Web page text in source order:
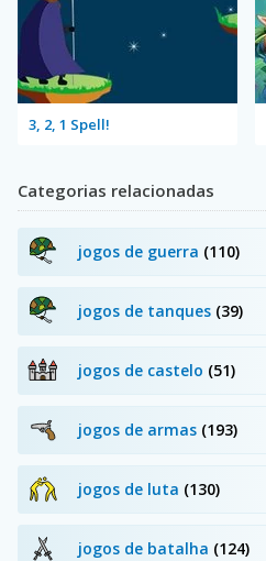
3, 2, 1 Spell!
Categorias relacionadas
jogos de guerra (110)
jogos de tanques (39)
jogos de castelo (51)
jogos de armas (193)
jogos de luta (130)
jogos de batalha (124)